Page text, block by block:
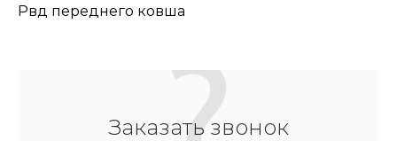
Рвд переднего ковша
Заказать звонок